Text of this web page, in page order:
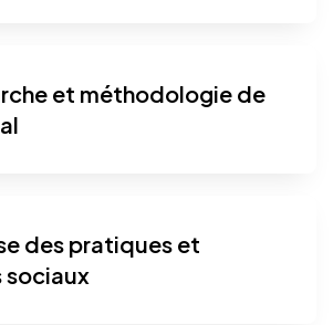
et méthodologie de
des pratiques et
sociaux